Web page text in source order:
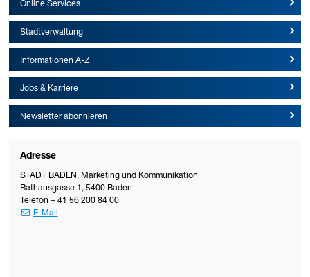
Online Services
Stadtverwaltung
Informationen A-Z
Jobs & Karriere
Newsletter abonnieren
Adresse
STADT BADEN, Marketing und Kommunikation
Rathausgasse 1 , 5400 Baden
Telefon + 41 56 200 84 00
E-Mail